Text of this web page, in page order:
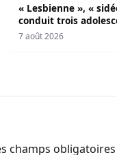
« Lesbienne », «
conduit trois
7 août 2026
champs